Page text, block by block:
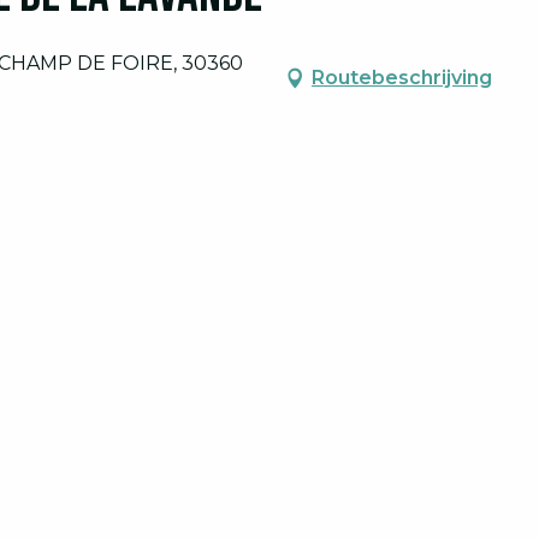
DE FOIRE, 30360
Routebeschrijving